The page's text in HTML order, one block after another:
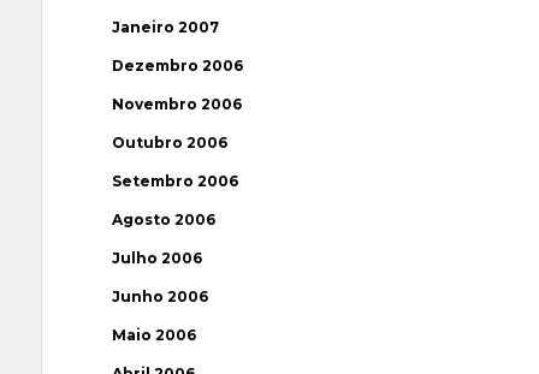
Janeiro 2007
Dezembro 2006
Novembro 2006
Outubro 2006
Setembro 2006
Agosto 2006
Julho 2006
Junho 2006
Maio 2006